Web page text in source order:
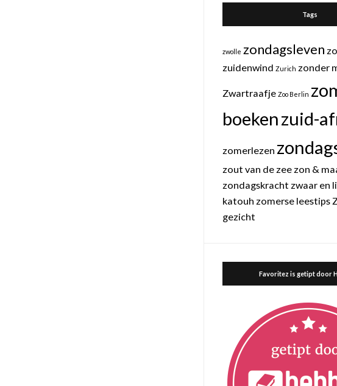
Tags
zwolle zondagsleven
zuidenwind Zurich zonder
Zwartraafje Zoo Berlin
boekenzuid-
zomerlezen
zout van de zee zon &
zondagskracht zwaar en
katouh zomerse leestips
gezicht
Favoritez is getipt door